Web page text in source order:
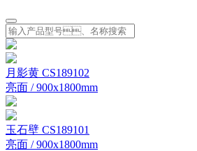
月影黄 CS189102
亮面 / 900x1800mm
玉石壁 CS189101
亮面 / 900x1800mm